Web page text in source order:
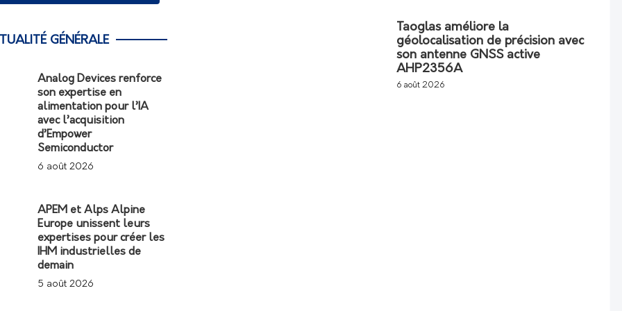
Taoglas améliore la
géolocalisation de précision avec
son antenne GNSS active
AHP2356A
6 août 2026
GÉNÉRALE
Analog Devices renforce
son expertise en
alimentation pour l’IA
avec l’acquisition
d’Empower
Semiconductor
6 août 2026
APEM et Alps Alpine
Europe unissent leurs
expertises pour créer les
IHM industrielles de
demain
5 août 2026